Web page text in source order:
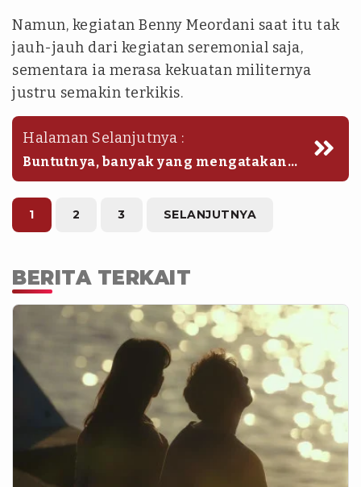
Namun, kegiatan Benny Meordani saat itu tak
jauh-jauh dari kegiatan seremonial saja,
sementara ia merasa kekuatan militernya
justru semakin terkikis.
Halaman Selanjutnya :
Buntutnya, banyak yang mengatakan
hubungan Soeharto dan Benny
Moerdani merenggang karena kabar
Benny mengincar kursi wakil presiden
hingga merencanakan kudeta.
1 2 3 SELANJUTNYA
BERITA TERKAIT